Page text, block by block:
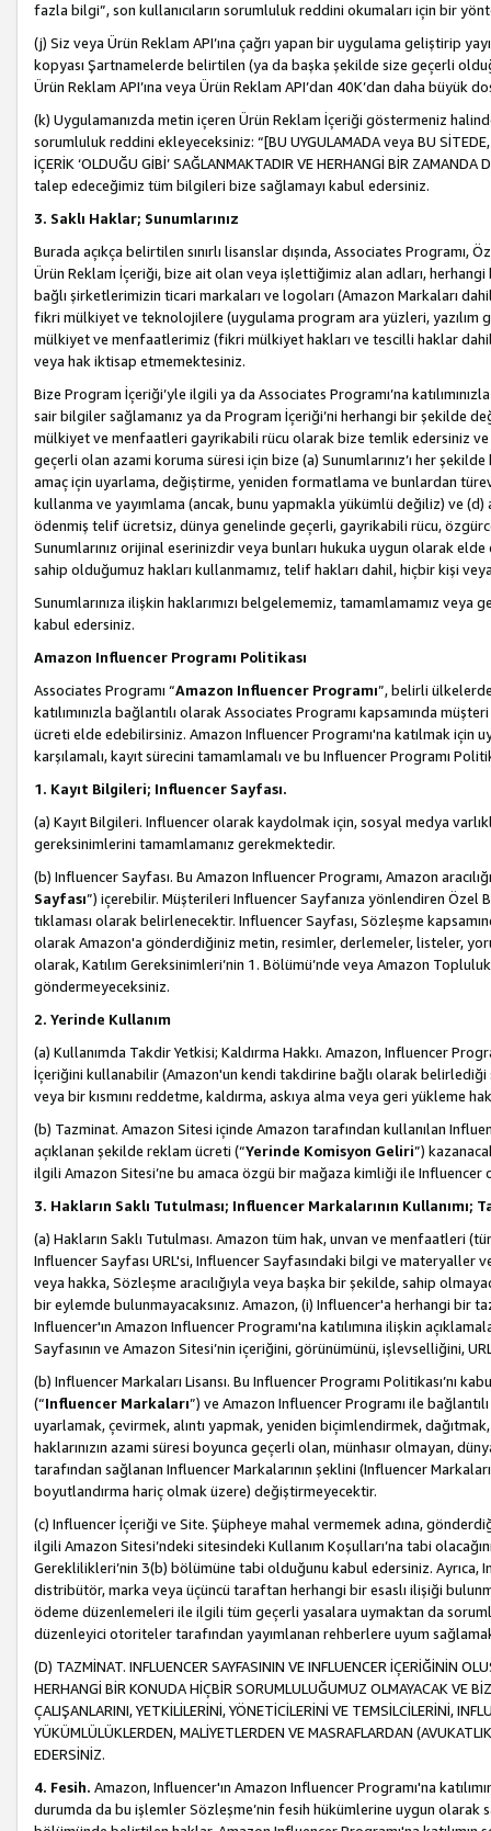
fazla bilgi”, son kullanıcıların sorumluluk reddini okumaları için bir
(j) Siz veya Ürün Reklam API’ına çağrı yapan bir uygulama geliştirip
kopyası Şartnamelerde belirtilen (ya da başka şekilde size geçerli
Ürün Reklam API’ına veya Ürün Reklam API’dan 40K’dan daha büyük
(k) Uygulamanızda metin içeren Ürün Reklam İçeriği göstermeniz
sorumluluk reddini ekleyeceksiniz: “[BU UYGULAMADA veya BU SİTEDE,
İÇERİK ‘OLDUĞU GİBİ’ SAĞLANMAKTADIR VE HERHANGİ BİR
talep edeceğimiz tüm bilgileri bize sağlamayı kabul edersiniz.
3. Saklı Haklar; Sunumlarınız
Burada açıkça belirtilen sınırlı lisanslar dışında, Associates Programı,
Ürün Reklam İçeriği, bize ait olan veya işlettiğimiz alan adları,
bağlı şirketlerimizin ticari markaları ve logoları (Amazon Markaları
fikri mülkiyet ve teknolojilere (uygulama program ara yüzleri,
mülkiyet ve menfaatlerimiz (fikri mülkiyet hakları ve tescilli haklar
veya hak iktisap etmemektesiniz.
Bize Program İçeriği’yle ilgili ya da Associates Programı’na
sair bilgiler sağlamanız ya da Program İçeriği’ni herhangi bir şekilde
mülkiyet ve menfaatleri gayrikabili rücu olarak bize temlik edersiniz ve
geçerli olan azami koruma süresi için bize (a) Sunumlarınız’ı her
amaç için uyarlama, değiştirme, yeniden formatlama ve bunlardan türev
kullanma ve yayımlama (ancak, bunu yapmakla yükümlü değiliz) ve
ödenmiş telif ücretsiz, dünya genelinde geçerli, gayrikabili rücu,
Sunumlarınız orijinal eserinizdir veya bunları hukuka uygun olarak
sahip olduğumuz hakları kullanmamız, telif hakları dahil, hiçbir kişi
Sunumlarınıza ilişkin haklarımızı belgelememiz, tamamlamamız
kabul edersiniz.
Amazon Influencer Programı Politikası
Associates Programı “Amazon Influencer Programı”, belirli
katılımınızla bağlantılı olarak Associates Programı kapsamında
ücreti elde edebilirsiniz. Amazon Influencer Programı'na katılmak için
karşılamalı, kayıt sürecini tamamlamalı ve bu Influencer Programı
1. Kayıt Bilgileri; Influencer Sayfası.
(a) Kayıt Bilgileri. Influencer olarak kaydolmak için, sosyal medya
gereksinimlerini tamamlamanız gerekmektedir.
(b) Influencer Sayfası. Bu Amazon Influencer Programı, Amazon
Sayfası”) içerebilir. Müşterileri Influencer Sayfanıza yönlendiren Özel
tıklaması olarak belirlenecektir. Influencer Sayfası, Sözleşme
olarak Amazon'a gönderdiğiniz metin, resimler, derlemeler, listeler,
olarak, Katılım Gereksinimleri’nin 1. Bölümü’nde veya Amazon
göndermeyeceksiniz.
2. Yerinde Kullanım
(a) Kullanımda Takdir Yetkisi; Kaldırma Hakkı. Amazon, Influencer
İçeriğini kullanabilir (Amazon'un kendi takdirine bağlı olarak belirlediği
veya bir kısmını reddetme, kaldırma, askıya alma veya geri yükleme
(b) Tazminat. Amazon Sitesi içinde Amazon tarafından kullanılan
açıklanan şekilde reklam ücreti (“Yerinde Komisyon Geliri”)
ilgili Amazon Sitesi’ne bu amaca özgü bir mağaza kimliği ile Influencer
3. Hakların Saklı Tutulması; Influencer Markalarının Kullanımı;
(a) Hakların Saklı Tutulması. Amazon tüm hak, unvan ve menfaatleri
Influencer Sayfası URL'si, Influencer Sayfasındaki bilgi ve materyaller
veya hakka, Sözleşme aracılığıyla veya başka bir şekilde, sahip
bir eylemde bulunmayacaksınız. Amazon, (i) Influencer'a herhangi bir
Influencer'ın Amazon Influencer Programı'na katılımına ilişkin
Sayfasının ve Amazon Sitesi’nin içeriğini, görünümünü, işlevselliğini,
(b) Influencer Markaları Lisansı. Bu Influencer Programı Politikası’nı
(“Influencer Markaları”) ve Amazon Influencer Programı ile
uyarlamak, çevirmek, alıntı yapmak, yeniden biçimlendirmek,
haklarınızın azami süresi boyunca geçerli olan, münhasır olmayan,
tarafından sağlanan Influencer Markalarının şeklini (Influencer
boyutlandırma hariç olmak üzere) değiştirmeyecektir.
(c) Influencer İçeriği ve Site. Şüpheye mahal vermemek adına,
ilgili Amazon Sitesi’ndeki sitesindeki Kullanım Koşulları’na tabi
Gereklilikleri’nin 3(b) bölümüne tabi olduğunu kabul edersiniz. Ayrıca,
distribütör, marka veya üçüncü taraftan herhangi bir esaslı ilişiği
ödeme düzenlemeleri ile ilgili tüm geçerli yasalara uymaktan da
düzenleyici otoriteler tarafından yayımlanan rehberlere uyum
(D) TAZMİNAT. INFLUENCER SAYFASININ VE INFLUENCER İÇERİĞİNİN
HERHANGİ BİR KONUDA HİÇBİR SORUMLULUĞUMUZ OLMAYACAK VE
ÇALIŞANLARINI, YETKİLİLERİNİ, YÖNETİCİLERİNİ VE TEMSİLCİLERİNİ,
YÜKÜMLÜLÜKLERDEN, MALİYETLERDEN VE MASRAFLARDAN
EDERSİNİZ.
4. Fesih. Amazon, Influencer'ın Amazon Influencer Programı'na
durumda da bu işlemler Sözleşme’nin fesih hükümlerine uygun olarak